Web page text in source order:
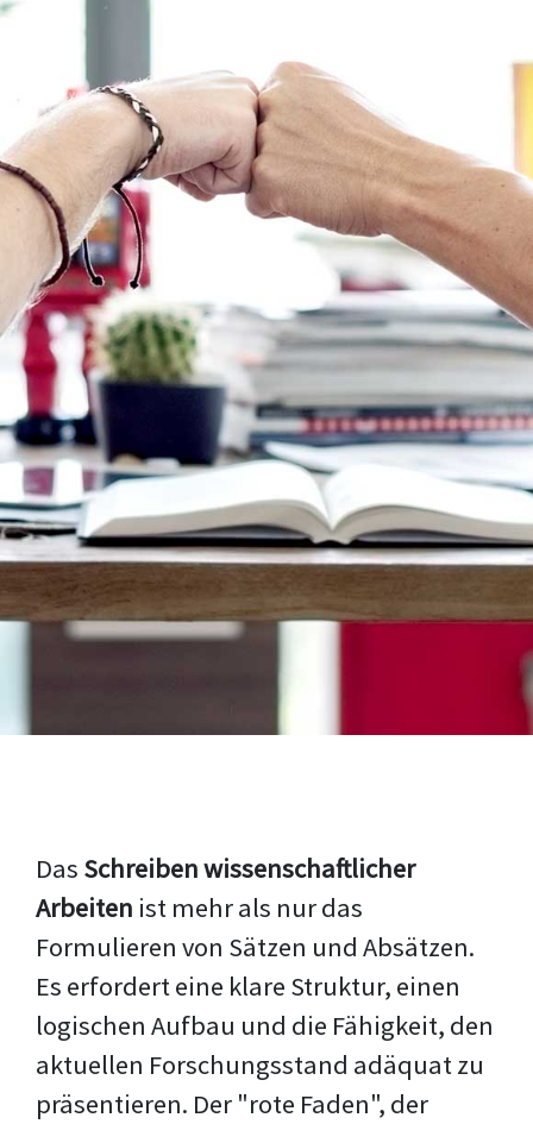
Das Schreiben wissenschaftlicher
Arbeiten ist mehr als nur das
Formulieren von Sätzen und Absätzen.
Es erfordert eine klare Struktur, einen
logischen Aufbau und die Fähigkeit, den
aktuellen Forschungsstand adäquat zu
präsentieren. Der "rote Faden", der